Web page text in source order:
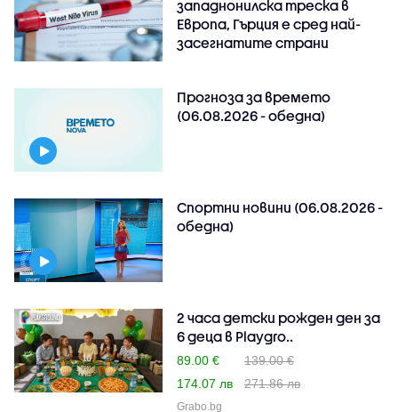
западнонилска треска в
Европа, Гърция е сред най-
засегнатите страни
Прогноза за времето
(06.08.2026 - обедна)
Спортни новини (06.08.2026 -
обедна)
2 часа детски рожден ден за
6 деца в Playgro..
89.00 €
139.00 €
174.07 лв
271.86 лв
Grabo.bg